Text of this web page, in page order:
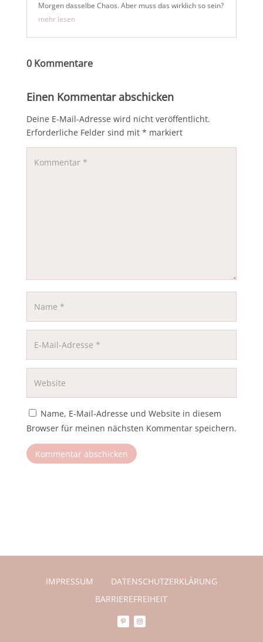
Morgen dasselbe Chaos. Aber muss das wirklich so sein?
mehr lesen
0 Kommentare
Einen Kommentar abschicken
Deine E-Mail-Adresse wird nicht veröffentlicht.
Erforderliche Felder sind mit * markiert
Name, E-Mail-Adresse und Website in diesem
Browser für meinen nächsten Kommentar speichern.
Kommentar abschicken
IMPRESSUM
DATENSCHUTZERKLÄRUNG
BARRIEREFREIHEIT